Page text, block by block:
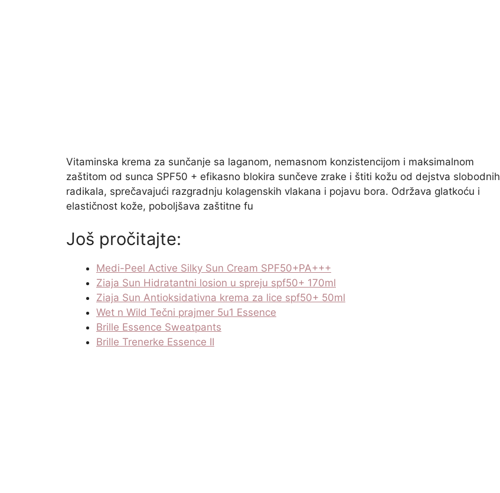
Vitaminska krema za sunčanje sa laganom, nemasnom konzistencijom i maksimalnom
zaštitom od sunca SPF50 + efikasno blokira sunčeve zrake i štiti kožu od dejstva slobodnih
radikala, sprečavajući razgradnju kolagenskih vlakana i pojavu bora. Održava glatkoću i
elastičnost kože, poboljšava zaštitne fu
Još pročitajte:
Medi-Peel Active Silky Sun Cream SPF50+PA+++
Ziaja Sun Hidratantni losion u spreju spf50+ 170ml
Ziaja Sun Antioksidativna krema za lice spf50+ 50ml
Wet n Wild Tečni prajmer 5u1 Essence
Brille Essence Sweatpants
Brille Trenerke Essence II